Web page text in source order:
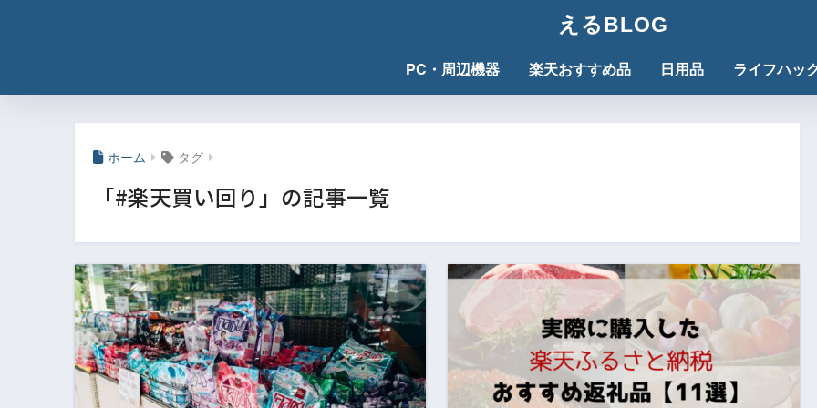
えるBLOG
PC・周辺機器 楽天おすすめ品 日用品 ライフハッ
ホーム タグ
「#楽天買い回り」の記事一覧